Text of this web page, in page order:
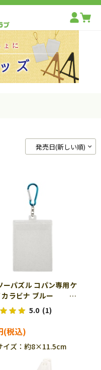
ーパズル コパン専用ケ
カラビナ ブルー
13 5.0 (1)
イズ：約8×11.5cm